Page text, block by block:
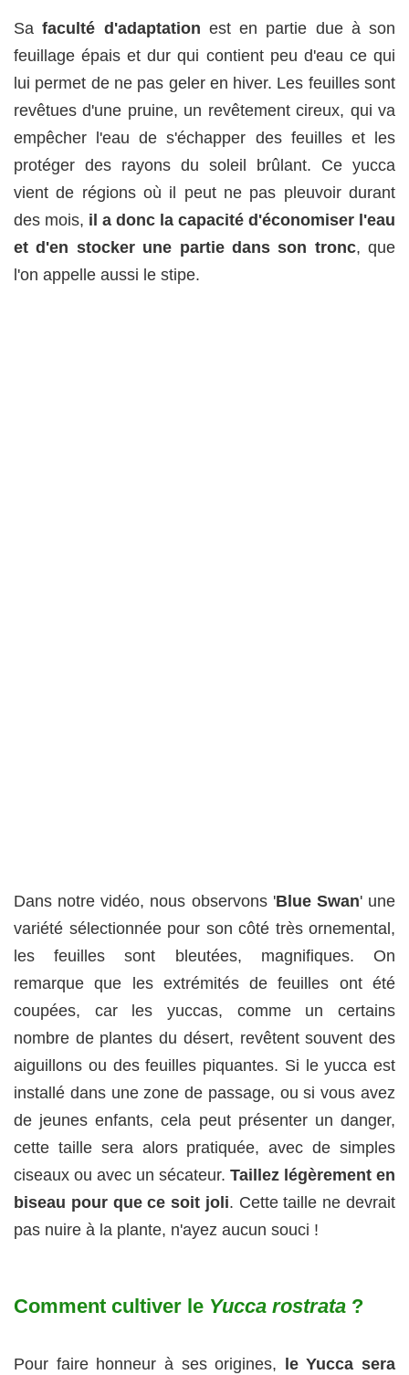
Safaculté d'adaptation est en partie due à son
feuillage épais et dur qui contient peu d'eau ce qui
lui permet de ne pas geler en hiver. Les feuilles sont
revêtues d'une pruine, un revêtement cireux, qui va
empêcher l'eau de s'échapper des feuilles et les
protéger des rayons du soleil brûlant. Ce yucca
vient de régions où il peut ne pas pleuvoir durant
des mois, il a donc la capacité d'économiser l'eau
et d'en stocker une partie dans son tronc, que
l'on appelle aussi le stipe.
Dans notre vidéo, nous observons 'Blue Swan' une
variété sélectionnée pour son côté très ornemental,
les feuilles sont bleutées, magnifiques. On
remarque que les extrémités de feuilles ont été
coupées, car les yuccas, comme un certains
nombre de plantes du désert, revêtent souvent des
aiguillons ou des feuilles piquantes. Si le yucca est
installé dans une zone de passage, ou si vous avez
de jeunes enfants, cela peut présenter un danger,
cette taille sera alors pratiquée, avec de simples
ciseaux ou avec un sécateur. Taillez légèrement en
biseau pour que ce soit joli. Cette taille ne devrait
pas nuire à la plante, n'ayez aucun souci !
Comment cultiver le Yucca rostrata ?
Pour faire honneur à ses origines, le Yucca sera